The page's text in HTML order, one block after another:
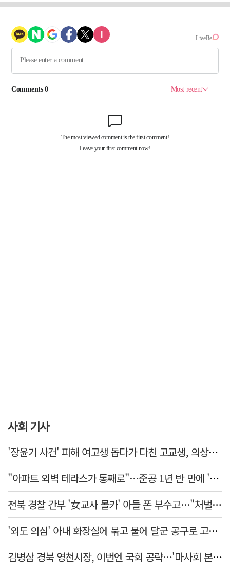
사회 기사
'장윤기 사건' 피해 여고생 돕다가 다친 고교생, 의상자 인정
"아파트 외벽 테라스가 통째로"…준공 1년 반 만에 '아찔 사고'
전북 경찰 간부 '女교사 몰카' 아들 폰 부수고…"처벌 못하는 사안" 내부망에 글
'외도 의심' 아내 화장실에 묶고 불에 달군 공구로 고문…남편 검거
김병삼 경북 영천시장, 이번엔 국회 공략…'마사회 본사 이전·광역교통망 확충' 요청